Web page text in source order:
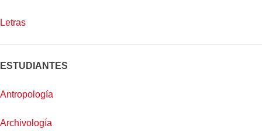
Letras
ESTUDIANTES
Antropología
Archivología